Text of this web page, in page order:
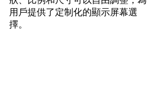
用戶提供了定制化的顯示屏幕選
擇。